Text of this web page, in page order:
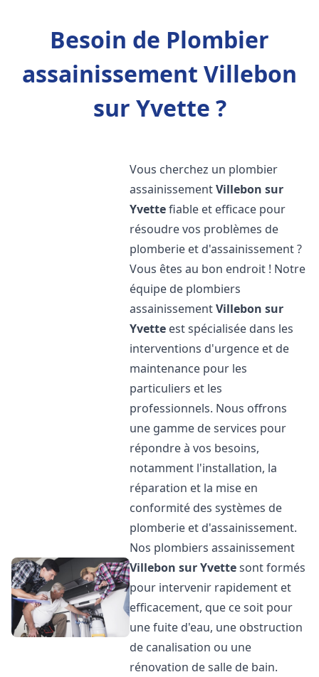
Besoin de Plombier
assainissement Villebon
sur Yvette ?
Vous cherchez un plombier
assainissementVillebon sur
Yvettefiable et efficace pour
résoudre vos problèmes de
plomberie et d'assainissement ?
Vous êtes au bon endroit ! Notre
équipe de plombiers
assainissementVillebon sur
Yvette est spécialisée dans les
interventions d'urgence et de
maintenance pour les
particuliers et les
professionnels. Nous offrons
une gamme de services pour
répondre à vos besoins,
notamment l'installation, la
réparation et la mise en
conformité des systèmes de
plomberie et d'assainissement.
Nos plombiers assainissement
Villebon sur Yvettesont formés
pour intervenir rapidement et
efficacement, que ce soit pour
une fuite d'eau, une obstruction
de canalisation ou une
rénovation de salle de bain.